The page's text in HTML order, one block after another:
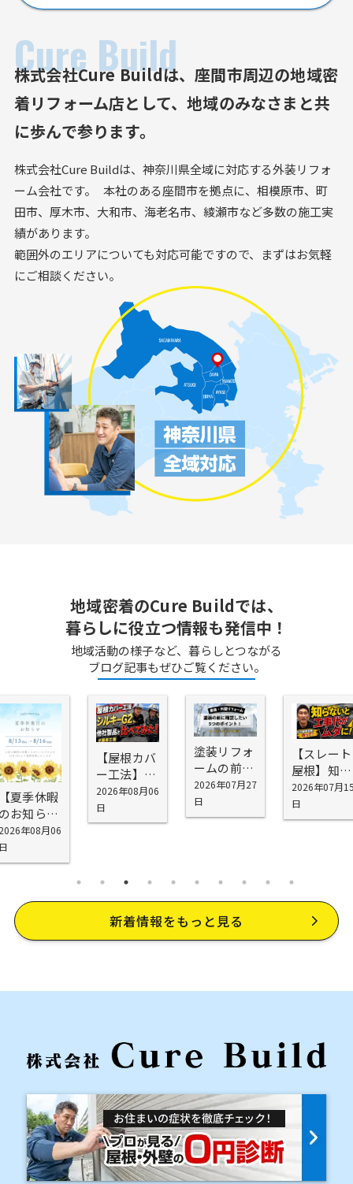
Cure Build
株式会社Cure Buildは、座間市周辺の地域密
着リフォーム店として、地域のみなさまと共
に歩んで参ります。
株式会社Cure Buildは、神奈川県全域に対応する外装リフォ
ーム会社です。 本社のある座間市を拠点に、相模原市、町
田市、厚木市、大和市、海老名市、綾瀬市など多数の施工実
績があります。
範囲外のエリアについても対応可能ですので、まずはお気軽
にご相談ください。
地域密着のCure Buildでは、
暮らしに役立つ情報も発信中！
地域活動の様子など、暮らしとつながる
ブログ記事もぜひご覧ください。
夏季休暇
お知ら
】年08月06
【屋根カバ
ー工法】シ
スキーG2を
お勧めする
理由
2026年08月06
日
塗装リフォ
ームの前に
確認したい
5つの場所
｜外壁塗装
ト
2026年07月27
日
【スレート
屋根】知ら
ないと工事
代が無駄に
なる！屋根
理由
2026年07月
日
新着情報をもっと見る